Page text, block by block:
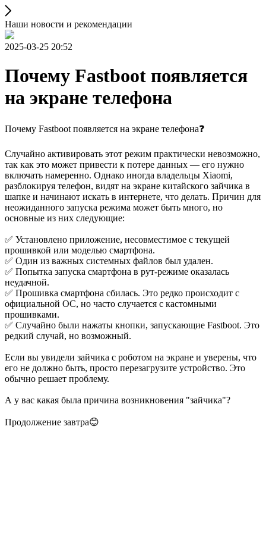
Наши новости и рекомендации
2025-03-25 20:52
Почему Fastboot появляется
на экране телефона
Почему Fastboot появляется на экране телефона❓
Случайно активировать этот режим практически невозможно,
так как это может привести к потере данных — его нужно
включать намеренно. Однако иногда владельцы Xiaomi,
разблокируя телефон, видят на экране китайского зайчика в
шапке и начинают искать в интернете, что делать. Причин для
неожиданного запуска режима может быть много, но
основные из них следующие:
✅ Установлено приложение, несовместимое с текущей
прошивкой или моделью смартфона.
✅ Один из важных системных файлов был удален.
✅ Попытка запуска смартфона в рут-режиме оказалась
неудачной.
✅ Прошивка смартфона сбилась. Это редко происходит с
официальной ОС, но часто случается с кастомными
прошивками.
✅ Случайно были нажаты кнопки, запускающие Fastboot. Это
редкий случай, но возможный.
Если вы увидели зайчика с роботом на экране и уверены, что
его не должно быть, просто перезагрузите устройство. Это
обычно решает проблему.
А у вас какая была причина возникновения "зайчика"?
Продолжение завтра😊